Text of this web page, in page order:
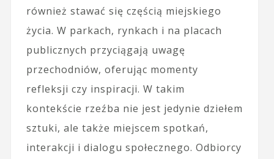
również stawać się częścią miejskiego
życia. W parkach, rynkach i na placach
publicznych przyciągają uwagę
przechodniów, oferując momenty
refleksji czy inspiracji. W takim
kontekście rzeźba nie jest jedynie dziełem
sztuki, ale także miejscem spotkań,
interakcji i dialogu społecznego. Odbiorcy